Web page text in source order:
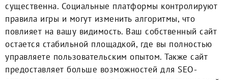
существенна. Социальные платформы контролируют
правила игры и могут изменить алгоритмы, что
повлияет на вашу видимость. Ваш собственный сайт
остается стабильной площадкой, где вы полностью
управляете пользовательским опытом. Также сайт
предоставляет больше возможностей для SEO-